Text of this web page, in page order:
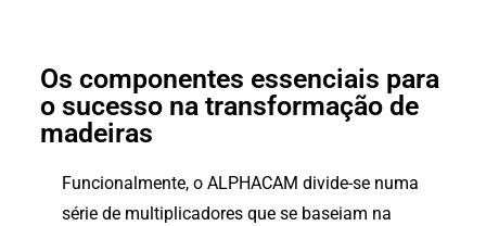
Os componentes essenciais para
o sucesso na transformação de
madeiras
Funcionalmente, o ALPHACAM divide-se numa
série de multiplicadores que se baseiam na